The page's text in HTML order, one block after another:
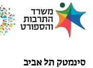
סינמטק תל אביב